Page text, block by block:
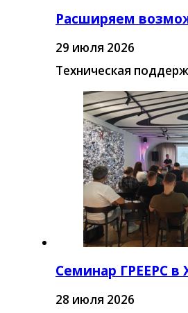
Расширяем
29 июля 2026
Техническая
Семинар ГРЕЕРС в
28 июля 2026